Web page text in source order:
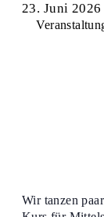
23. Juni
Wir tanzen